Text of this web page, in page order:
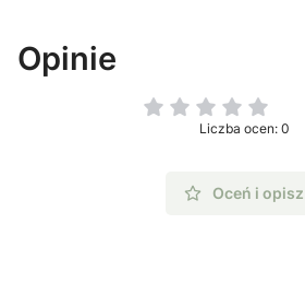
Opinie
Liczba ocen: 0
Oceń i opisz